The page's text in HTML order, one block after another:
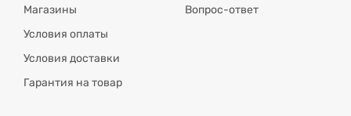
Магазины
Условия оплаты
Условия доставки
Гарантия на товар
Вопрос-ответ